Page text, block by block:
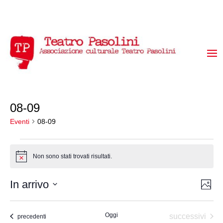
08-09
Eventi 08-09
Eventi
Notice Non sono stati trovati risultati.
Foto
In arrivo
List
Eventi
precedenti Oggi Eventi
successivi